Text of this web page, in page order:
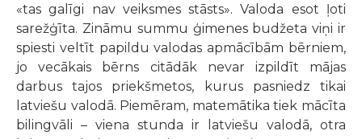
«tas galīgi nav veiksmes stāsts». Valoda esot ļoti
sarežģīta. Zināmu summu ģimenes budžeta viņi ir
spiesti veltīt papildu valodas apmācībām bērniem,
jo vecākais bērns citādāk nevar izpildīt mājas
darbus tajos priekšmetos, kurus pasniedz tikai
latviešu valodā. Piemēram, matemātika tiek mācīta
bilingvāli – viena stunda ir latviešu valodā, otra